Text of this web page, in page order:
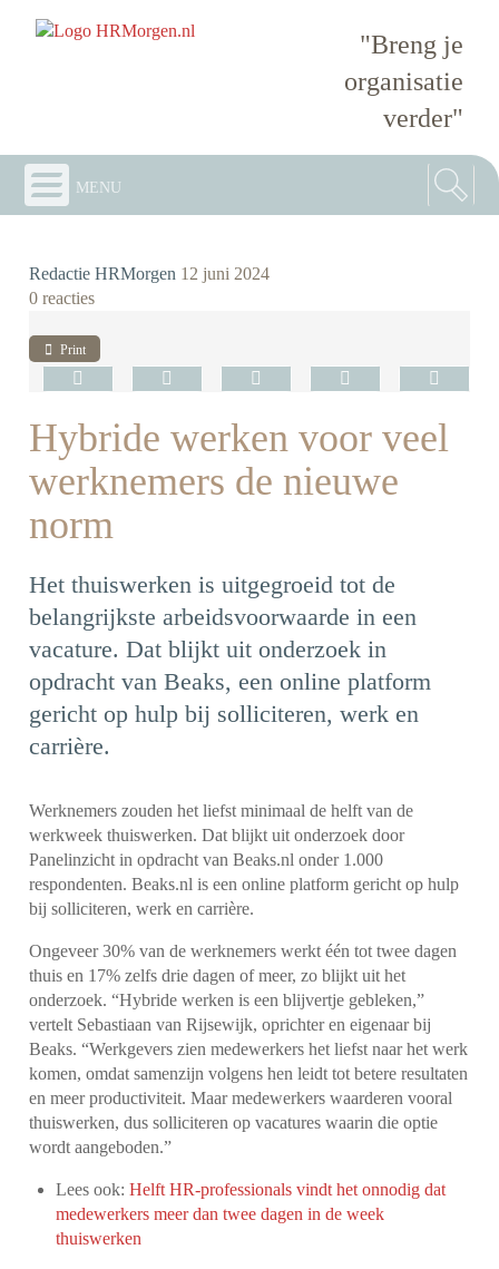
"Breng je
organisatie
verder"
menu
Redactie HRMorgen 12 juni 2024
0 reacties
Print
Hybride werken voor veel
werknemers de nieuwe
norm
Het thuiswerken is uitgegroeid tot de
belangrijkste arbeidsvoorwaarde in een
vacature. Dat blijkt uit onderzoek in
opdracht van Beaks, een online platform
gericht op hulp bij solliciteren, werk en
carrière.
Werknemers zouden het liefst minimaal de helft van de
werkweek thuiswerken. Dat blijkt uit onderzoek door
Panelinzicht in opdracht van Beaks.nl onder 1.000
respondenten. Beaks.nl is een online platform gericht op hulp
bij solliciteren, werk en carrière.
Ongeveer 30% van de werknemers werkt één tot twee dagen
thuis en 17% zelfs drie dagen of meer, zo blijkt uit het
onderzoek.“Hybride werken is een blijvertje gebleken,”
vertelt Sebastiaan van Rijsewijk, oprichter en eigenaar bij
Beaks. “Werkgevers zien medewerkers het liefst naar het werk
komen, omdat samenzijn volgens hen leidt tot betere resultaten
en meer productiviteit. Maar medewerkers waarderen vooral
thuiswerken, dus solliciteren op vacatures waarin die optie
wordt aangeboden.”
Lees ook:Helft HR-professionals vindt het onnodig dat
medewerkers meer dan twee dagen in de week
thuiswerken